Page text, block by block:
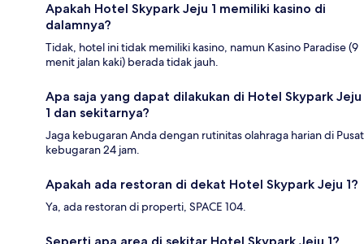
Apakah Hotel Skypark Jeju 1 memiliki kasino di
dalamnya?
Tidak, hotel ini tidak memiliki kasino, namun Kasino Paradise (9
menit jalan kaki) berada tidak jauh.
Apa saja yang dapat dilakukan di Hotel Skypark Jeju
1 dan sekitarnya?
Jaga kebugaran Anda dengan rutinitas olahraga harian di Pusat
kebugaran 24 jam.
Apakah ada restoran di dekat Hotel Skypark Jeju 1?
Ya, ada restoran di properti, SPACE 104.